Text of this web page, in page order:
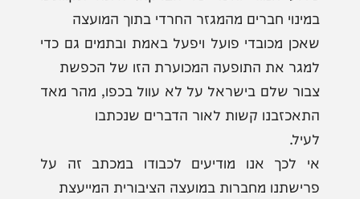
במינוי חברים מהמגזר החרדי בתוך המועצה
שאכן מכובדי פועל ויפעל באמת ובתמים גם כדי
למגר את התופעה המכוערת הזו של הכפשת
צבור שלם בישראל על לא עוול בכפו, מהר מאד
התאכזבנו קשות לאור הדברים שנכתבו
לעיל.
אי לכך אנו מודיעים לכבודו במכתב זה על
פרישתנו מחברות במועצה הציבורית המייעצת